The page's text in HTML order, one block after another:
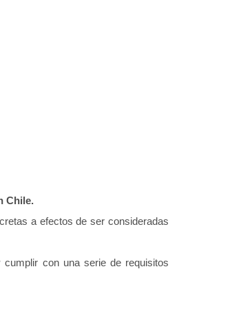
Chile.
a efectos de ser consideradas
con una serie de requisitos